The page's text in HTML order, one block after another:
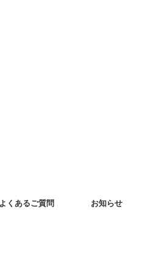
よくあるご質問 お知らせ